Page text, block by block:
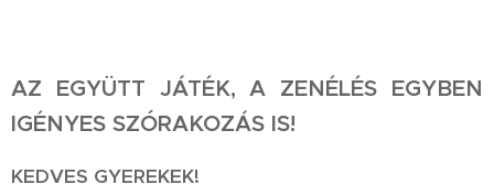
AZ EGYÜTT JÁTÉK, A ZENÉLÉS EGYBEN
IGÉNYES SZÓRAKOZÁS IS!
KEDVES GYEREKEK!